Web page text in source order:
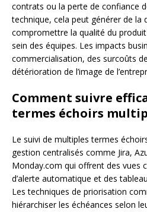
contrats ou la perte de confiance
technique, cela peut générer de la
compromettre la qualité du
sein des équipes. Les impacts
commercialisation, des surcoûts
détérioration de l’image de
Comment suivre
termes échoirs
Le suivi de multiples termes
gestion centralisés comme Jira,
Monday.com qui offrent des vues
d’alerte automatique et des
Les techniques de priorisation
hiérarchiser les échéances selon